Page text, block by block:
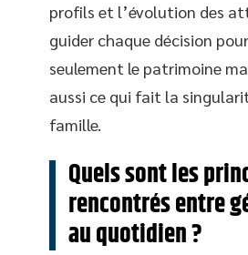
profils et l’évolution des
guider chaque décision
seulement le patrimoine
aussi ce qui fait la
famille.
Quels sont les
rencontrés entre
au quotidien ?